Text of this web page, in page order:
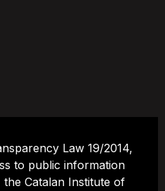
Law 19/2014,
to public information
Catalan Institute of